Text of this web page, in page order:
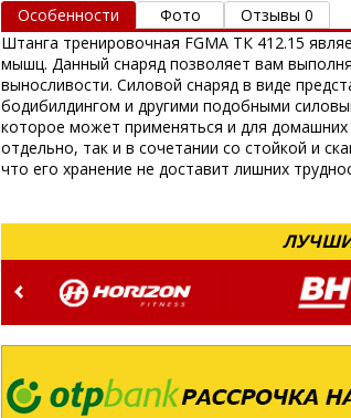
Особенности Фото
Отзывы 0
Штанга тренировочная FGMA ТК 412.15
мышц. Данный снаряд позволяет вам
выносливости. Силовой снаряд в виде
бодибилдингом и другими подобными
которое может применяться и для домашних
отдельно, так и в сочетании со стойкой и
что его хранение не доставит лишних